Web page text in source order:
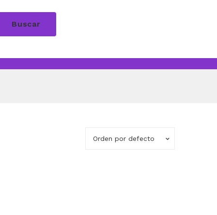
Buscar
Orden por defecto